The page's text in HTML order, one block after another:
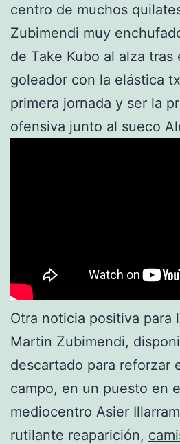
centro de muchos
Zubimendi muy
de Take Kubo al alza tras
goleador con la elástica
primera jornada y ser la
ofensiva junto al sueco
Otra noticia positiva para
Martin Zubimendi,
descartado para reforzar
campo, en un puesto en
mediocentro Asier
rutilante reaparición,